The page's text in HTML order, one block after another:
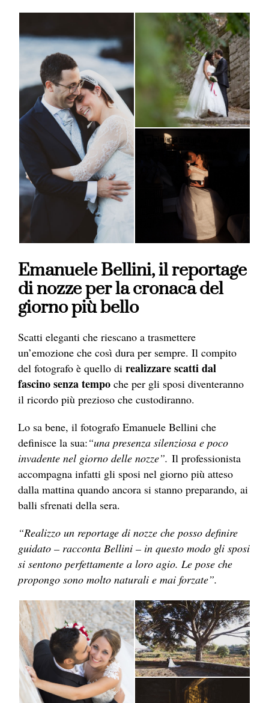
Emanuele Bellini, il reportage
di nozze per la cronaca del
giorno più bello
Scatti eleganti che riescano a trasmettere
un’emozione che così dura per sempre. Il compito
del fotografo è quello di realizzare scatti dal
fascino senza tempo che per gli sposi diventeranno
il ricordo più prezioso che custodiranno.
Lo sa bene, il fotografo Emanuele Bellini che
definisce la sua:“una presenza silenziosa e poco
invadente nel giorno delle nozze”. Il professionista
accompagna infatti gli sposi nel giorno più atteso
dalla mattina quando ancora si stanno preparando, ai
balli sfrenati della sera.
“Realizzo un reportage di nozze che posso definire
guidato – racconta Bellini – in questo modo gli sposi
si sentono perfettamente a loro agio. Le pose che
propongo sono molto naturali e mai forzate”.